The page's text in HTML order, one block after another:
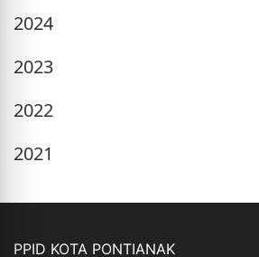
2024
2023
2022
2021
PPID KOTA PONTIANAK